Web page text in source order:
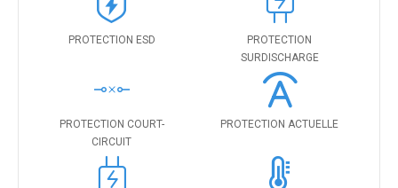
PROTECTION ESD
PROTECTION
SURDISCHARGE
PROTECTION COURT-
CIRCUIT
PROTECTION ACTUELLE